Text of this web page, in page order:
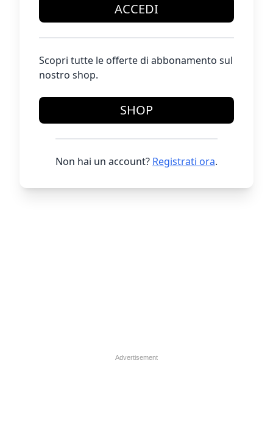
ACCEDI
Scopri tutte le offerte di abbonamento sul
nostro shop.
SHOP
Non hai un account? Registrati ora.